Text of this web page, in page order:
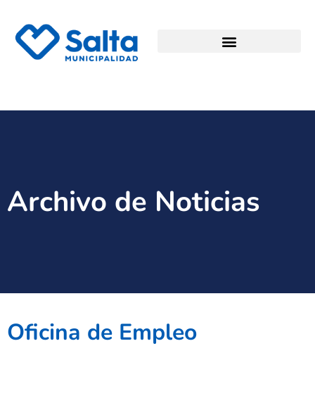
Archivo de Noticias
Oficina de Empleo